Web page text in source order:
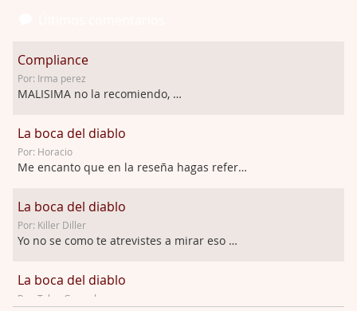
Compliance
Por: Irma perez
MALISIMA no la recomiendo, …
La boca del diablo
Por: Horacio
Me encanto que en la reseña hagas referen …
La boca del diablo
Por: Killer Diller
Yo no se como te atrevistes a mirar eso …
La boca del diablo
Por: Talan Gwynek